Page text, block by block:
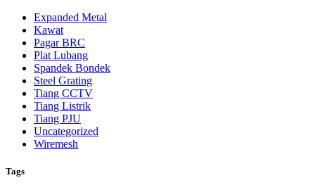
Expanded Metal
Kawat
Pagar BRC
Plat Lubang
Spandek Bondek
Steel Grating
Tiang CCTV
Tiang Listrik
Tiang PJU
Uncategorized
Wiremesh
Tags